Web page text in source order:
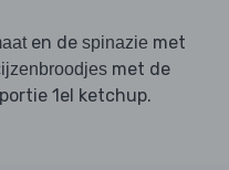
en de spinazie met
met de
1el ketchup.